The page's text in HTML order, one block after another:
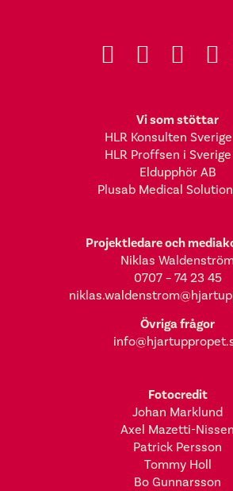
Vi som stöttar
HLR Konsulten
HLR Proffsen i Sverige
Eldupphör AB
Plusab Medical
Projektledare och
Niklas
0707 – 74 23 45
Övriga frågor
Fotocredit
Johan Marklund
Axel Mazetti-Nissen
Patrick Persson
Tommy Holl
Bo Gunnarsson